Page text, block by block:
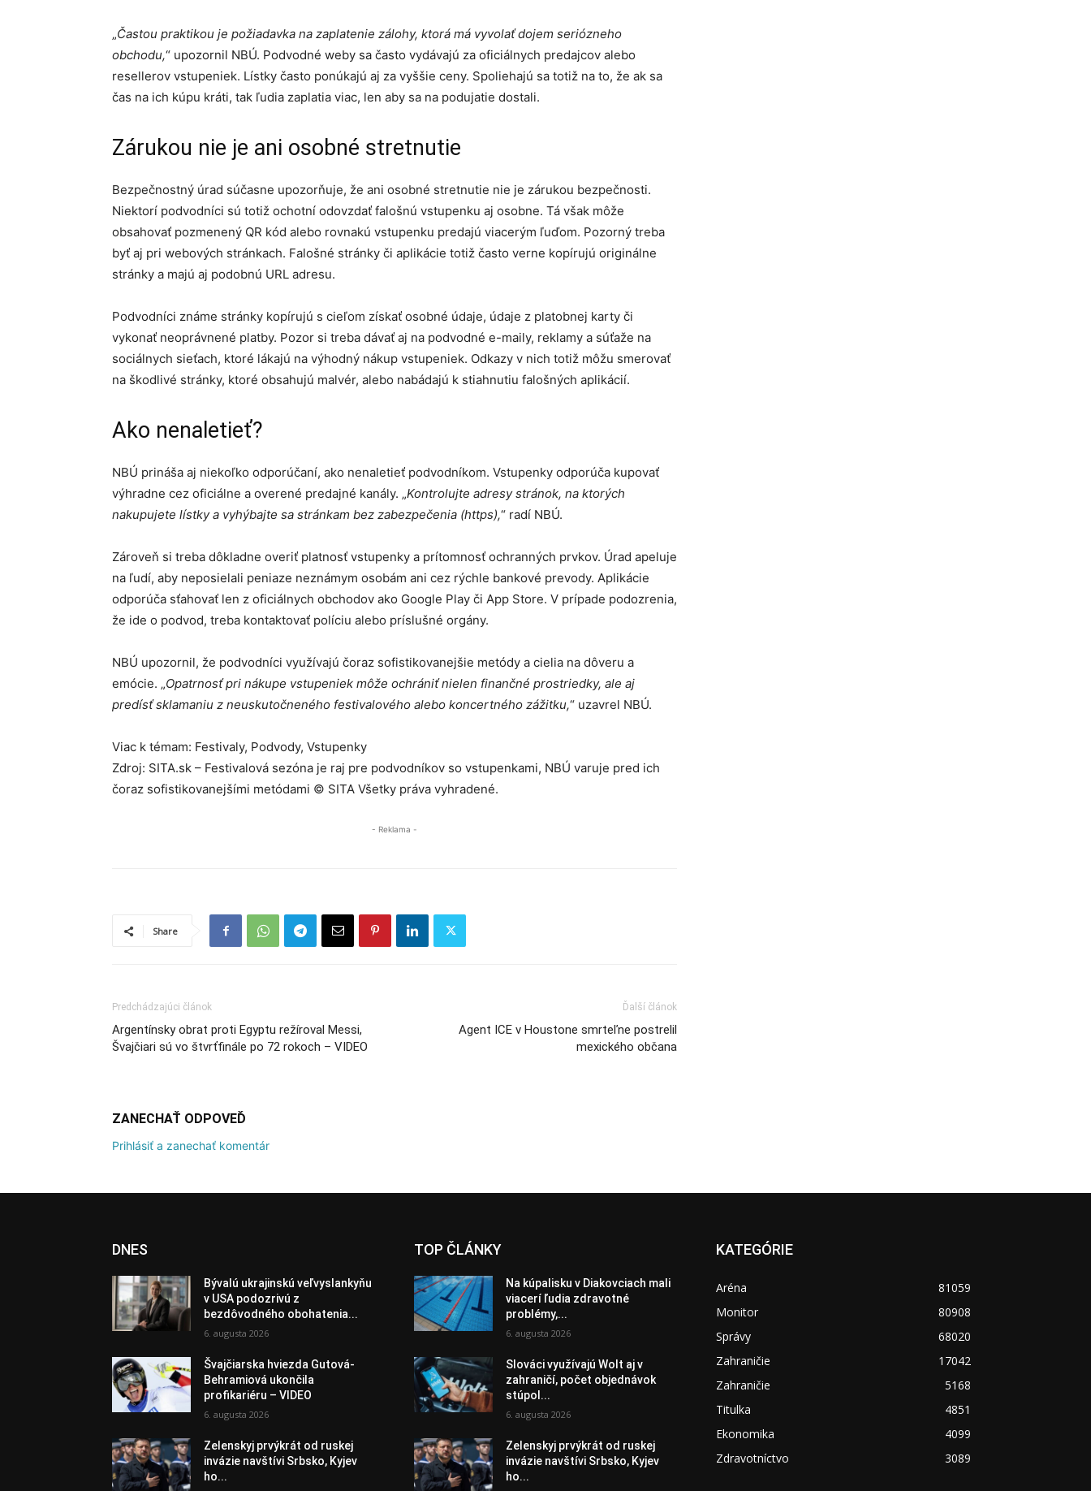
„Častou praktikou je požiadavka na zaplatenie zálohy, ktorá má vyvolať dojem seriózneho
obchodu,“ upozornil NBÚ. Podvodné weby sa často vydávajú za oficiálnych predajcov alebo
resellerov vstupeniek. Lístky často ponúkajú aj za vyššie ceny. Spoliehajú sa totiž na to, že ak sa
čas na ich kúpu kráti, tak ľudia zaplatia viac, len aby sa na podujatie dostali.
Zárukou nie je ani osobné stretnutie
Bezpečnostný úrad súčasne upozorňuje, že ani osobné stretnutie nie je zárukou bezpečnosti.
Niektorí podvodníci sú totiž ochotní odovzdať falošnú vstupenku aj osobne. Tá však môže
obsahovať pozmenený QR kód alebo rovnakú vstupenku predajú viacerým ľuďom. Pozorný treba
byť aj pri webových stránkach. Falošné stránky či aplikácie totiž často verne kopírujú originálne
stránky a majú aj podobnú URL adresu.
Podvodníci známe stránky kopírujú s cieľom získať osobné údaje, údaje z platobnej karty či
vykonať neoprávnené platby. Pozor si treba dávať aj na podvodné e-maily, reklamy a súťaže na
sociálnych sieťach, ktoré lákajú na výhodný nákup vstupeniek. Odkazy v nich totiž môžu smerovať
na škodlivé stránky, ktoré obsahujú malvér, alebo nabádajú k stiahnutiu falošných aplikácií.
Ako nenaletieť?
NBÚ prináša aj niekoľko odporúčaní, ako nenaletieť podvodníkom. Vstupenky odporúča kupovať
výhradne cez oficiálne a overené predajné kanály. „Kontrolujte adresy stránok, na ktorých
nakupujete lístky a vyhýbajte sa stránkam bez zabezpečenia (https),“ radí NBÚ.
Zároveň si treba dôkladne overiť platnosť vstupenky a prítomnosť ochranných prvkov. Úrad apeluje
na ľudí, aby neposielali peniaze neznámym osobám ani cez rýchle bankové prevody. Aplikácie
odporúča sťahovať len z oficiálnych obchodov ako Google Play či App Store. V prípade podozrenia,
že ide o podvod, treba kontaktovať políciu alebo príslušné orgány.
NBÚ upozornil, že podvodníci využívajú čoraz sofistikovanejšie metódy a cielia na dôveru a
emócie. „Opatrnosť pri nákupe vstupeniek môže ochrániť nielen finančné prostriedky, ale aj
predísť sklamaniu z neuskutočneného festivalového alebo koncertného zážitku,“ uzavrel NBÚ.
Viac k témam: Festivaly, Podvody, Vstupenky
Zdroj: SITA.sk – Festivalová sezóna je raj pre podvodníkov so vstupenkami, NBÚ varuje pred ich
čoraz sofistikovanejšími metódami © SITA Všetky práva vyhradené.
- Reklama -
Share
Predchádzajúci článok
Argentínsky obrat proti Egyptu režíroval Messi,
Švajčiari sú vo štvrťfinále po 72 rokoch – VIDEO
Ďalší článok
Agent ICE v Houstone smrteľne postrelil
mexického občana
ZANECHAŤ ODPOVEĎ
Prihlásiť a zanechať komentár
DNES
Bývalú ukrajinskú veľvyslankyňu
v USA podozrivú z
bezdôvodného obohatenia...
6. augusta 2026
Švajčiarska hviezda Gutová-
Behramiová ukončila
profikariéru – VIDEO
6. augusta 2026
Zelenskyj prvýkrát od ruskej
invázie navštívi Srbsko, Kyjev
ho...
TOP ČLÁNKY
Na kúpalisku v Diakovciach mali
viacerí ľudia zdravotné
problémy,...
6. augusta 2026
Slováci využívajú Wolt aj v
zahraničí, počet objednávok
stúpol...
6. augusta 2026
Zelenskyj prvýkrát od ruskej
invázie navštívi Srbsko, Kyjev
ho...
KATEGÓRIE
Aréna
81059
Monitor
80908
Správy
68020
Zahraničie
17042
Zahraničie
5168
Titulka
4851
Ekonomika
4099
Zdravotníctvo
3089